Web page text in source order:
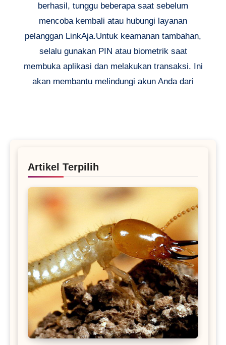
berhasil, tunggu beberapa saat sebelum
mencoba kembali atau hubungi layanan
pelanggan LinkAja.Untuk keamanan tambahan,
selalu gunakan PIN atau biometrik saat
membuka aplikasi dan melakukan transaksi. Ini
akan membantu melindungi akun Anda dari
Artikel Terpilih